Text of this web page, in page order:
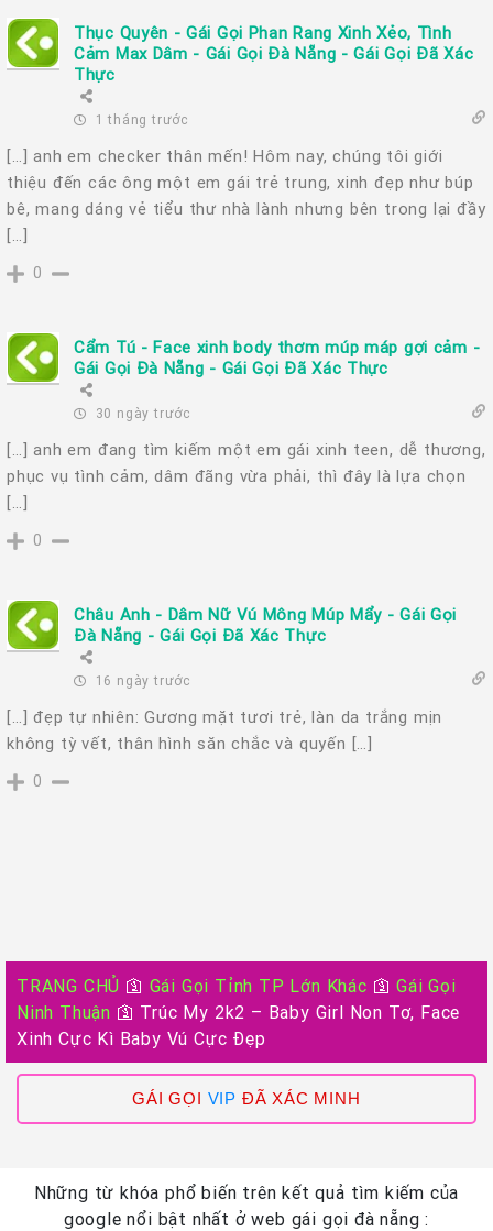
Thục Quyên - Gái Gọi Phan Rang Xinh Xẻo, Tình
Cảm Max Dâm - Gái Gọi Đà Nẵng - Gái Gọi Đã Xác
Thực
1 tháng trước
[…] anh em checker thân mến! Hôm nay, chúng tôi giới
thiệu đến các ông một em gái trẻ trung, xinh đẹp như búp
bê, mang dáng vẻ tiểu thư nhà lành nhưng bên trong lại đầy
[…]
0
Cẩm Tú - Face xinh body thơm múp máp gợi cảm -
Gái Gọi Đà Nẵng - Gái Gọi Đã Xác Thực
30 ngày trước
[…] anh em đang tìm kiếm một em gái xinh teen, dễ thương,
phục vụ tình cảm, dâm đãng vừa phải, thì đây là lựa chọn
[…]
0
Châu Anh - Dâm Nữ Vú Mông Múp Mẩy - Gái Gọi
Đà Nẵng - Gái Gọi Đã Xác Thực
16 ngày trước
[…] đẹp tự nhiên: Gương mặt tươi trẻ, làn da trắng mịn
không tỳ vết, thân hình săn chắc và quyến […]
0
TRANG CHỦ 🛐 Gái Gọi Tỉnh TP Lớn Khác 🛐Gái Gọi
Ninh Thuận 🛐 Trúc My 2k2 – Baby Girl Non Tơ, Face
Xinh Cực Kì Baby Vú Cực Đẹp
GÁI GỌI VIP ĐÃ XÁC MINH
Những từ khóa phổ biến trên kết quả tìm kiếm của
google nổi bật nhất ở web gái gọi đà nẵng :